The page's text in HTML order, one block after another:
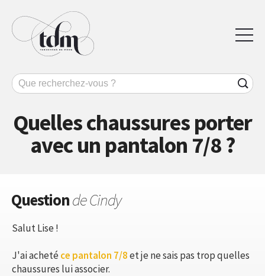
Quelles chaussures porter
avec un pantalon 7/8 ?
Questionde Cindy
Salut Lise !
J'ai achetéce pantalon 7/8et je ne sais pas trop quelles
chaussures lui associer.